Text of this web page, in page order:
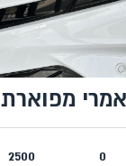
מפוארת
0
2500